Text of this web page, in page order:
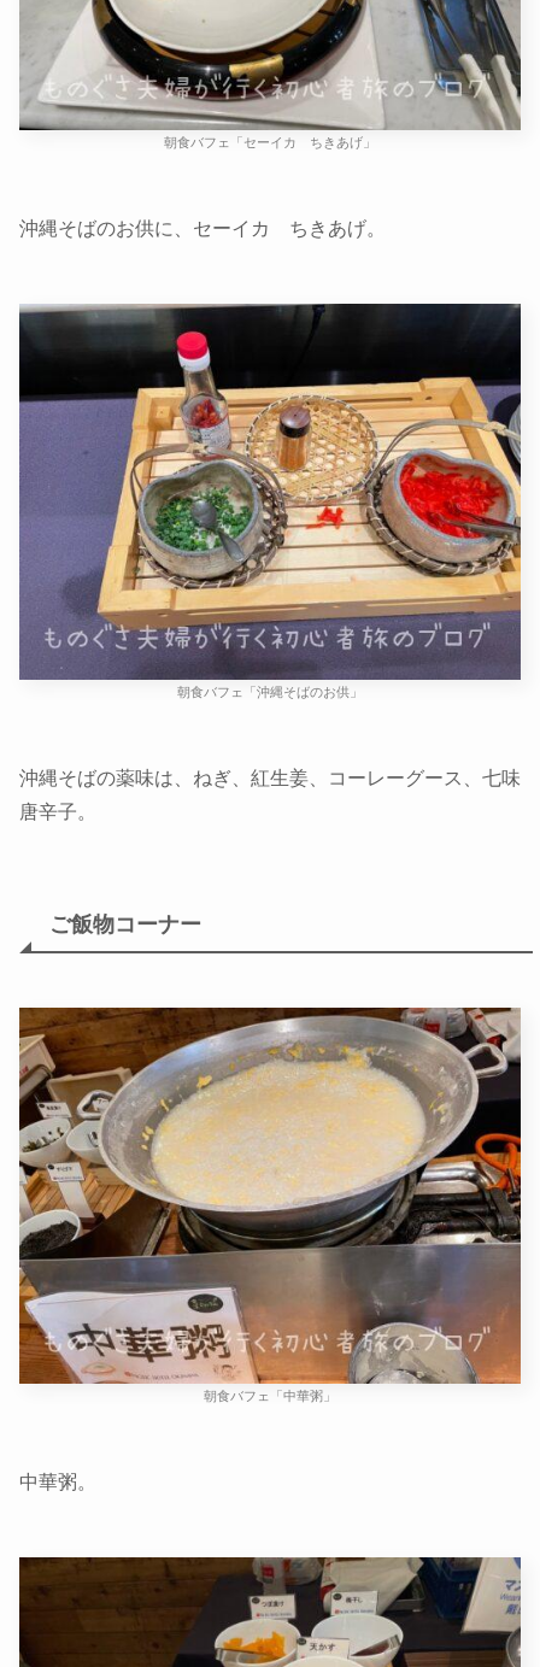
朝食バフェ「セーイカ ちきあげ」
沖縄そばのお供に、セーイカ ちきあげ。
朝食バフェ「沖縄そばのお供」
沖縄そばの薬味は、ねぎ、紅生姜、コーレーグース、七味
唐辛子。
ご飯物コーナー
朝食バフェ「中華粥」
中華粥。